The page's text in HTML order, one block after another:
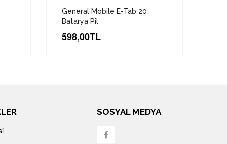
General Mobile E-Tab 20
Batarya Pil
598,00TL
SOSYAL MEDYA